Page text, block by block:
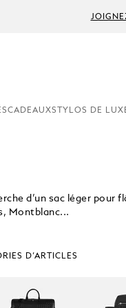
CADEAUXSTYLOS DE
d’un sac léger pour
Montblanc...
D’ARTICLES